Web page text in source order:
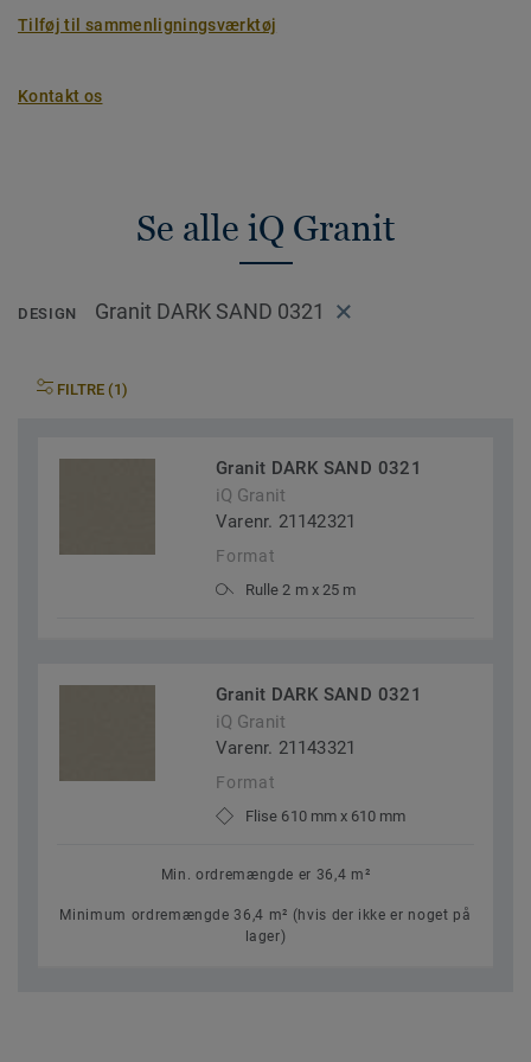
Tilføj til sammenligningsværktøj
Kontakt os
Se alle iQ Granit
DESIGN Granit DARK SAND 0321
FILTRE (1)
Granit DARK SAND 0321
iQ Granit
Varenr. 21142321
Format
Rulle 2 m x 25 m
Granit DARK SAND 0321
iQ Granit
Varenr. 21143321
Format
Flise 610 mm x 610 mm
Min. ordremængde er 36,4 m²
Minimum ordremængde 36,4 m² (hvis der ikke er noget på
lager)